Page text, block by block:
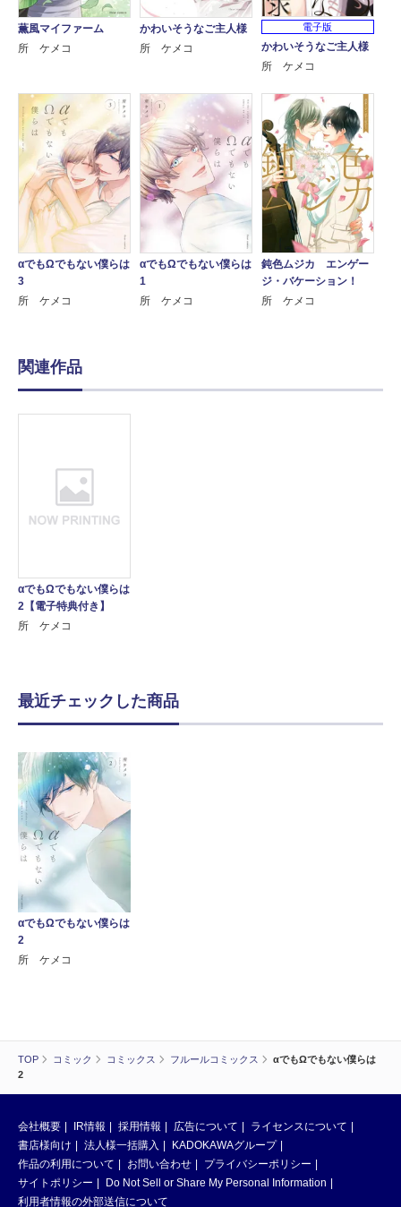
TOP コミック コミックス フルールコミックス
αでもΩでもない僕らは
2
薫風マイファーム
所 ケメコ
かわいそうなご主人様
所 ケメコ
電子版
かわいそうなご主人様
所 ケメコ
αでもΩでもない僕らは
3
所 ケメコ
αでもΩでもない僕らは
1
所 ケメコ
鈍色ムジカ エンゲー
ジ・バケーション！
所 ケメコ
関連作品
αでもΩでもない僕らは
2【電子特典付き】
所 ケメコ
最近チェックした商品
αでもΩでもない僕らは
2
所 ケメコ
会社概要 IR情報 採用情報 広告について
ライセンスについて
書店様向け
法人様一括購入
KADOKAWAグループ
作品の利用について
お問い合わせ
プライバシーポリシー
サイトポリシー
Do Not Sell or Share My Personal Information
利用者情報の外部送信について